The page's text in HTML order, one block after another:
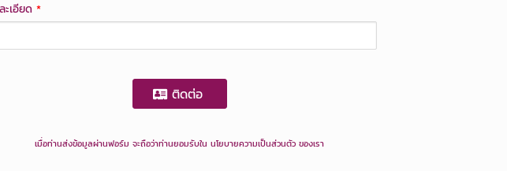
ะเอียด *
ติดต่อ
เมื่อท่านส่งข้อมูลผ่านฟอร์ม จะถือว่าท่านยอมรับในนโยบายความเป็นส่วนตัว ของเรา